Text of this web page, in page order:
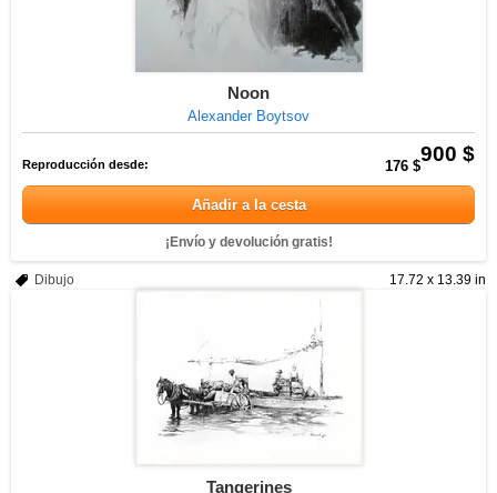
Noon
Alexander Boytsov
900 $
Reproducción desde: 176 $
Añadir a la cesta
¡Envío y devolución gratis!
17.72 x 13.39 in
Dibujo
Tangerines